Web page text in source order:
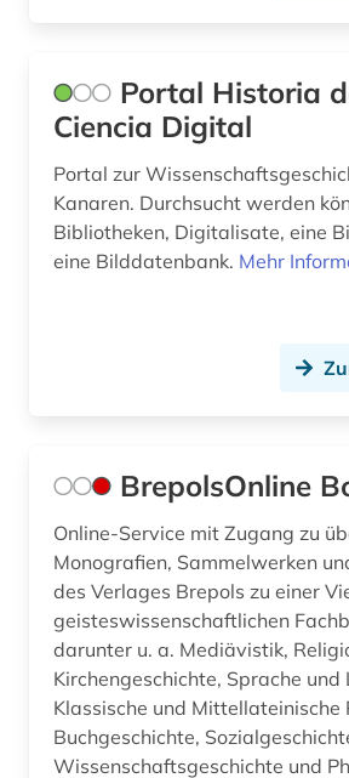
Portal Historia
Ciencia Digital
Portal zur
Kanaren. Durchsucht werden
Bibliotheken, Digitalisate, eine
eine Bilddatenbank. Mehr
BrepolsOnline
Online-Service mit Zugang zu
Monografien, Sammelwerken
des Verlages Brepols zu einer
geisteswissenschaftlichen
darunter u. a. Mediävistik,
Kirchengeschichte, Sprache und
Klassische und Mittellateinische
Buchgeschichte,
Wissenschaftsgeschichte und